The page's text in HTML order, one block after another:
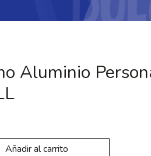
Aluminio
Añadir al carrito